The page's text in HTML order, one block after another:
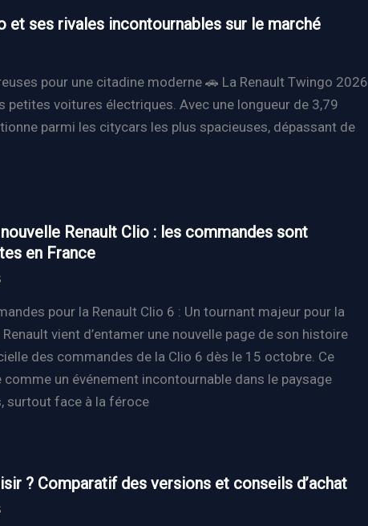
et ses rivales incontournables sur le marché
pour une citadine moderne 🚗 La Renault Twingo 2026
voitures électriques. Avec une longueur de 3,79
parmi les citycars les plus spacieuses, dépassant de
Renault Clio : les commandes sont
en France
pour la Renault Clio 6 : Un tournant majeur pour la
vient d’entamer une nouvelle page de son histoire
des commandes de la Clio 6 dès le 15 octobre. Ce
comme un événement incontournable dans le paysage
surtout face à la féroce
? Comparatif des versions et conseils d’achat